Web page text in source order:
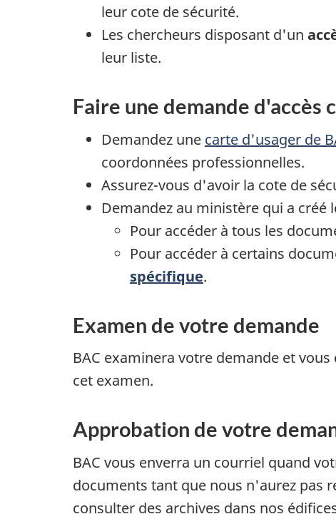
leur cote de sécurité.
Les chercheurs disposant d'un
leur liste.
Faire une demande d'accès
Demandez une carte d'usager de
coordonnées professionnelles.
Assurez-vous d'avoir la cote de
Demandez au ministère qui a
Pour accéder à tous les
Pour accéder à certains
spécifique.
Examen de votre demande
BAC examinera votre demande et
cet examen.
Approbation de votre
BAC vous enverra un courriel quand
documents tant que nous n'aurez pas
consulter des archives dans nos